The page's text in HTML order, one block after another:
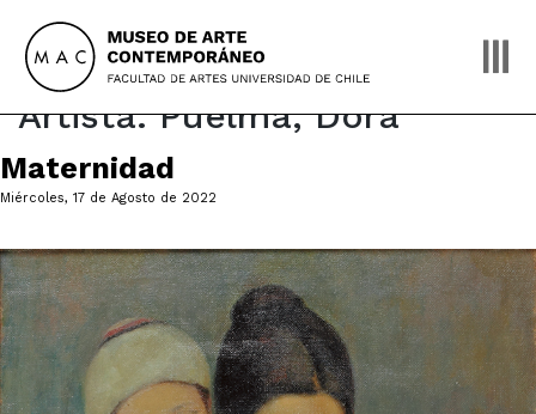
content
Artista:Puelma, Dora
Maternidad
Miércoles, 17 de Agosto de 2022